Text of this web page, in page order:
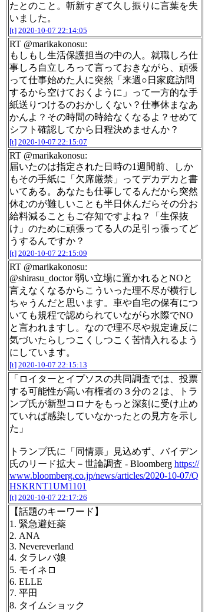
たとのこと。斬新すぎて久し振りに言葉を失
いました。
[t] 2020-10-07 22:14:05
RT @marikakonosu:
もしもし生活保護担当の中の人。就職しろ仕
事しろ自立しろって言っておきながら、頑張
って仕事始めた人に突然「来週○日家庭訪問
するから空けておくように」って一方的な手
紙送りつけるのおかしくない？仕事休まなあ
かんよ？その時間の時給なくなるよ？せめて
シフト確認してから日程決めませんか？
[t] 2020-10-07 22:15:07
RT @marikakonosu:
届いたのは指定された日時の1週間前、しか
もその手紙に「欠席厳禁」ってデカデカと書
いてある。あなたも仕事してるんだから突然
休むのが難しいことも半日休んだらその分お
給料減ることもご存知ですよね？「生保抜
け」のために頑張ってる人の足引っ張ってど
うするんですか？
[t] 2020-10-07 22:15:09
RT @marikakonosu:
@shirasu_doctor 弱い立場に置かれるとNOと
言えなくなるからこういった理不尽が横行し
ちゃうんだと思います。車や自宅の保有につ
いても規程で認められていながら水際でNO
と言われますし。なので理不尽や規定違反に
気づいたらしつこくしつこく苦情入れるよう
にしています。
[t] 2020-10-07 22:15:13
「ロイターとイプソスの共同調査では、投票
する可能性が高い有権者の３分の２は、トラ
ンプ氏が新型コロナをもっと深刻に受け止め
ていれば感染していなかったとの見方を示し
た」
トランプ氏に「同情票」見込めず、バイデン
氏のリード拡大－世論調査 - Bloomberg https://
www.bloomberg.co.jp/news/articles/2020-10-07/Q
HSKRNT1UM1101
[t] 2020-10-07 22:17:26
【話題のキーワード】
1. 緊急避妊薬
2. ANA
3. Nevereverland
4. タラレバ娘
5. モイネロ
6. ELLE
7. 平田
8. タイムショック